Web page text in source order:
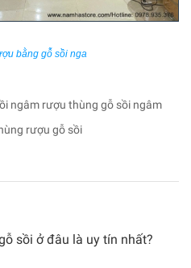
bằng gỗ sồi nga
ngâm rượu thùng gỗ sồi ngâm
rượu gỗ sồi
sồi ở đâu là uy tín nhất?